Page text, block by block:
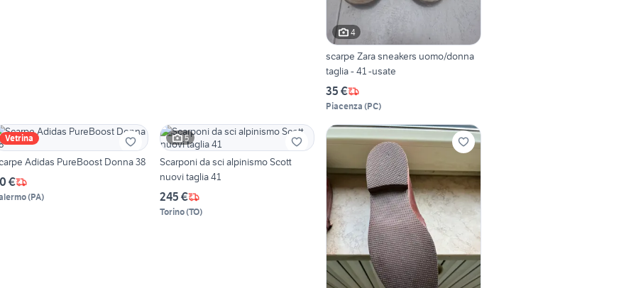
4
scarpe Zara sneakers uomo/donna
taglia - 41 -usate
35 €
Piacenza (PC)
Vetrina
Adidas PureBoost Donna 38
€
(PA)
5
Scarponi da sci alpinismo Scott
nuovi taglia 41
245 €
Torino(TO)